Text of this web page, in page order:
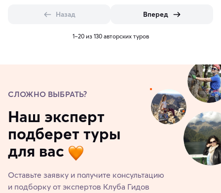
Назад Вперед
1–20 из 130 авторских туров
СЛОЖНО ВЫБРАТЬ?
Наш эксперт
подберет туры
для вас
Оставьте заявку и получите консультацию
и подборку от экспертов Клуба Гидов